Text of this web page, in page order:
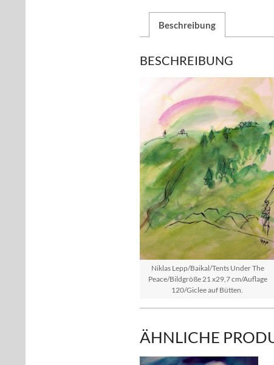
Beschreibung
BESCHREIBUNG
Niklas Lepp/Baikal/Tents Under The
Peace/Bildgröße 21 x29,7 cm/Auflage
120/Giclee auf Bütten.
ÄHNLICHE